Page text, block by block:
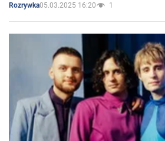
Rozrywka05.03.2025 16:20 1